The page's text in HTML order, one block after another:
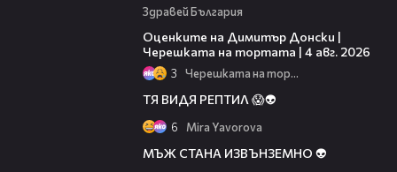
Здравей България
Оценките на Димитър Донски |
Черешката на тортата | 4 авг. 2026
3 Черешката на тортата
ТЯ ВИДЯ РЕПТИЛ 😱👽
6 Mira Yavorova
МЪЖ СТАНА ИЗВЪНЗЕМНО 👽